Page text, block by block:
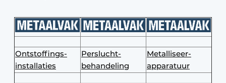
Ontstoffings­
installaties
Perslucht­
behandeling
Metalliseer­
apparatuur